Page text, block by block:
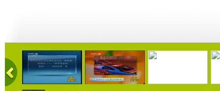
01:24 01:26 01:21